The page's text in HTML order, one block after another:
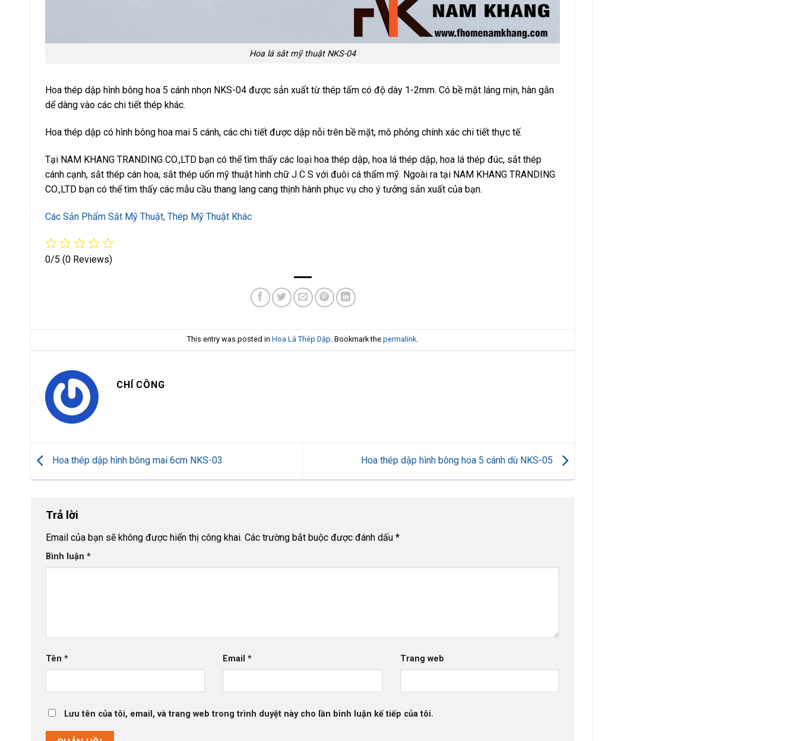
Hoa lá sắt mỹ thuật NKS-04
Hoa thép dập hình bông hoa 5 cánh nhọn NKS-04 được sản xuất từ thép tấm có độ dày 1-2mm. Có bề mặt láng mịn, hàn gắn
dể dàng vào các chi tiết thép khác.
Hoa thép dập có hình bông hoa mai 5 cánh, các chi tiết được dập nỗi trên bề mặt, mô phỏng chính xác chi tiết thực tế.
Tại NAM KHANG TRANDING CO.,LTD bạn có thể tìm thấy các loại hoa thép dập, hoa lá thép dập, hoa lá thép đúc, sắt thép
cánh cạnh, sắt thép cán hoa, sắt thép uốn mỹ thuật hình chữ J C S với đuôi cá thẩm mỹ. Ngoài ra tại NAM KHANG TRANDING
CO.,LTD bạn có thể tìm thấy các mẫu cầu thang lang cang thịnh hành phục vụ cho ý tưởng sản xuất của bạn.
Các Sản Phẩm Sắt Mỹ Thuật, Thép Mỹ Thuật Khác
0/5 (0 Reviews)
This entry was posted in Hoa Lá Thép Dập. Bookmark the permalink.
CHÍ CÔNG
Hoa thép dập hình bông mai 6cm NKS-03 Hoa thép dập hình bông hoa 5 cánh dù NKS-05
Trả lời
Email của bạn sẽ không được hiển thị công khai. Các trường bắt buộc được đánh dấu *
Bình luận *
Tên * Email* Trang web
Lưu tên của tôi, email, và trang web trong trình duyệt này cho lần bình luận kế tiếp của tôi.